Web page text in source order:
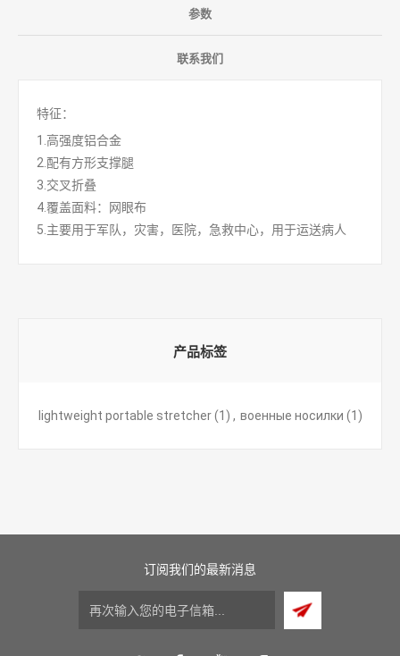
参数
联系我们
特征：
1.高强度铝合金
2.配有方形支撑腿
3.交叉折叠
4.覆盖面料：网眼布
5.主要用于军队，灾害，医院，急救中心，用于运送病人
产品标签
lightweight portable stretcher (1) , военные носилки (1)
订阅我们的最新消息